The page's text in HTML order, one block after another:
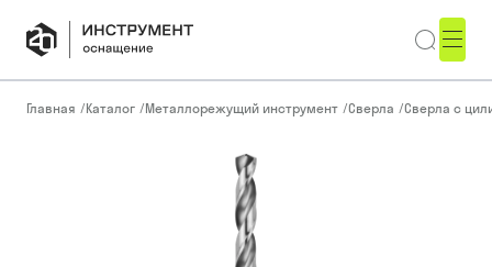
Главная /Каталог /Металлорежущий инструмент /Сверла /Сверла с